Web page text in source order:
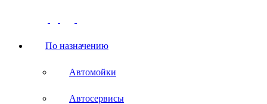
По назначению
Автомойки
Автосервисы